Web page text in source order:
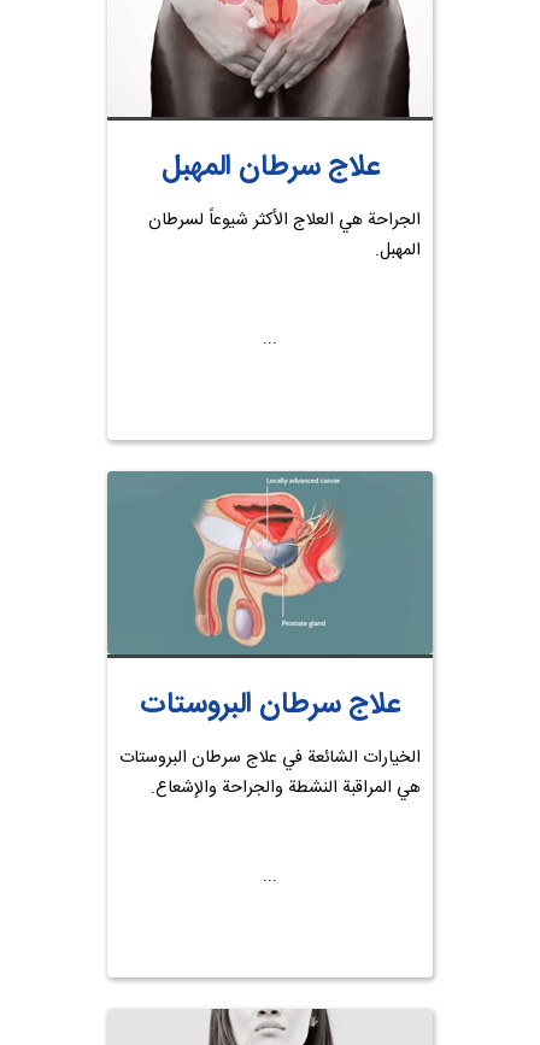
علاج سرطان المهبل
الجراحة هي العلاج الأكثر شيوعاً لسرطان
المهبل.
علاج سرطان البروستات
الخيارات الشائعة في علاج سرطان البروستات
هي المراقبة النشطة والجراحة والإشعاع.